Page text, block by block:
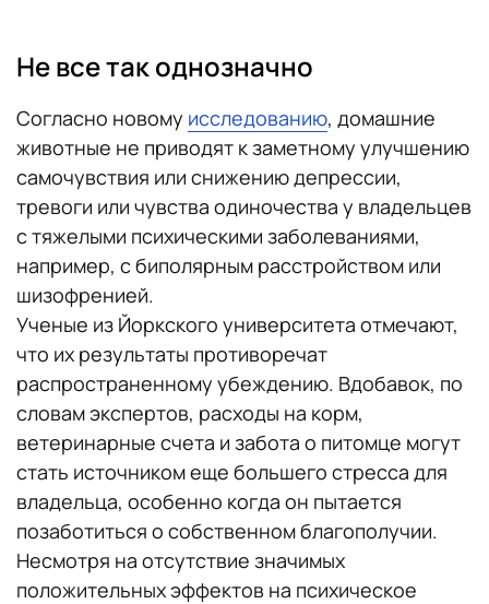
Не все так однозначно
Согласно новому исследованию, домашние
животные не приводят к заметному улучшению
самочувствия или снижению депрессии,
тревоги или чувства одиночества у владельцев
с тяжелыми психическими заболеваниями,
например, с биполярным расстройством или
шизофренией.
Ученые из Йоркского университета отмечают,
что их результаты противоречат
распространенному убеждению. Вдобавок, по
словам экспертов, расходы на корм,
ветеринарные счета и забота о питомце могут
стать источником еще большего стресса для
владельца, особенно когда он пытается
позаботиться о собственном благополучии.
Несмотря на отсутствие значимых
положительных эффектов на психическое